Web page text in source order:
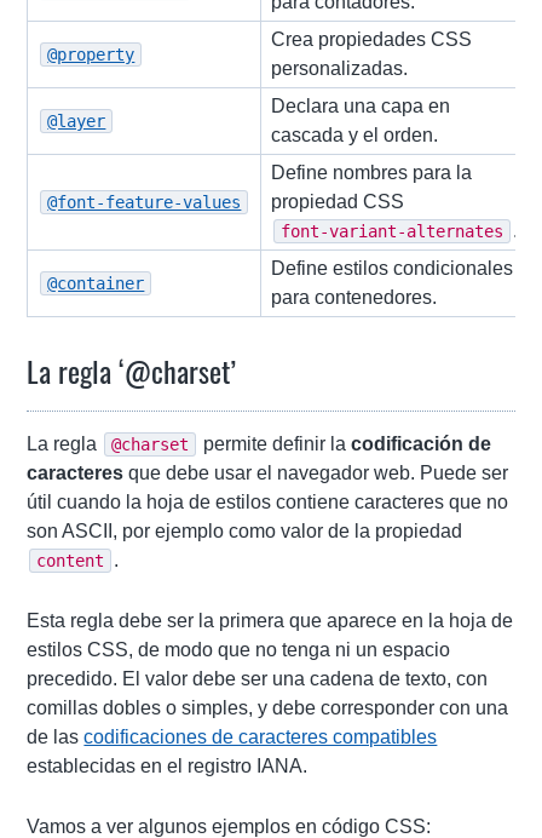
@property
Crea propiedades CSS
personalizadas.
@layer
Declara una capa en
cascada y el orden.
@font-feature-values
Define nombres para la
propiedad CSS
font-variant-alternates .
@container
Define estilos condicionales
para contenedores.
La regla ‘@charset’
La regla @charset permite definir lacodificación de
caracteres que debe usar el navegador web. Puede ser
útil cuando la hoja de estilos contiene caracteres que no
son ASCII, por ejemplo como valor de la propiedad
content .
Esta regla debe ser la primera que aparece en la hoja de
estilos CSS, de modo que no tenga ni un espacio
precedido. El valor debe ser una cadena de texto, con
comillas dobles o simples, y debe corresponder con una
de lascodificaciones de caracteres compatibles
establecidas en el registro IANA.
Vamos a ver algunos ejemplos en código CSS: